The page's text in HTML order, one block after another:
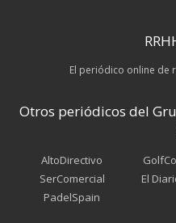
El periódico online de
Otros periódicos del
AltoDirectivo
SerComercial
PadelSpain
El